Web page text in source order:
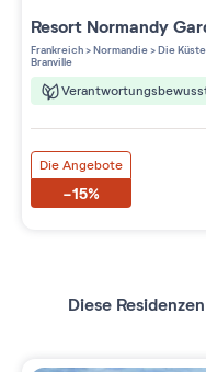
Resort Normandy
Frankreich>Normandie>Die
Branville
Die Angebote
-15%
Diese